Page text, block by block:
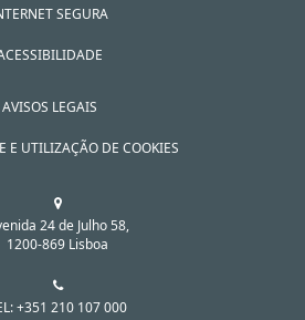
SEGURA
AVISOS LEGAIS
E UTILIZAÇÃO DE COOKIES
24 de Julho 58,
1200-869 Lisboa
+351 210 107 000